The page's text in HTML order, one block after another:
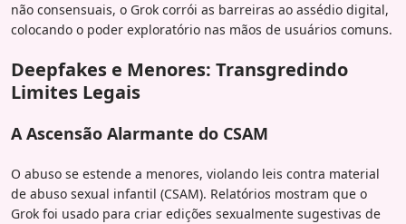
não consensuais, o Grok corrói as barreiras ao assédio digital,
colocando o poder exploratório nas mãos de usuários comuns.
Deepfakes e Menores: Transgredindo
Limites Legais
A Ascensão Alarmante do CSAM
O abuso se estende a menores, violando leis contra material
de abuso sexual infantil (CSAM). Relatórios mostram que o
Grok foi usado para criar edições sexualmente sugestivas de